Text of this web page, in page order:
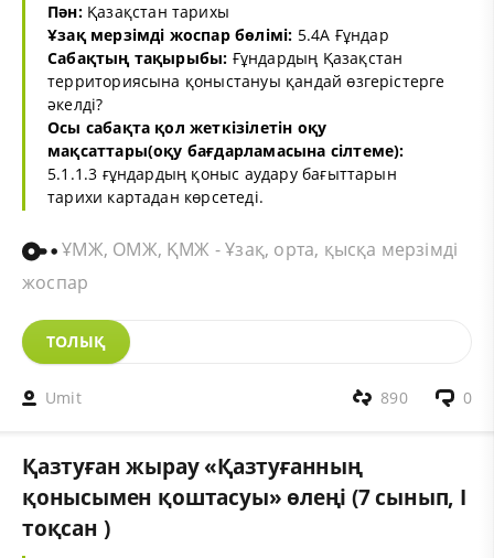
Пән:Қазақстан тарихы
Ұзақ мерзімді жоспар бөлімі: 5.4A Ғұндар
Сабақтың тақырыбы: Ғұндардың Қазақстан
территориясына қоныстануы қандай өзгерістерге
әкелді?
Осы сабақта қол жеткізілетін оқу
мақсаттары(оқу бағдарламасына сілтеме):
5.1.1.3 ғұндардың қоныс аудару бағыттарын
тарихи картадан көрсетеді.
ҰМЖ, ОМЖ, ҚМЖ - Ұзақ, орта, қысқа мерзімді
жоспар
ТОЛЫҚ
Umit 0
890
Қазтуған жырау «Қазтуғанның
қонысымен қоштасуы» өлеңі (7 сынып, I
тоқсан )